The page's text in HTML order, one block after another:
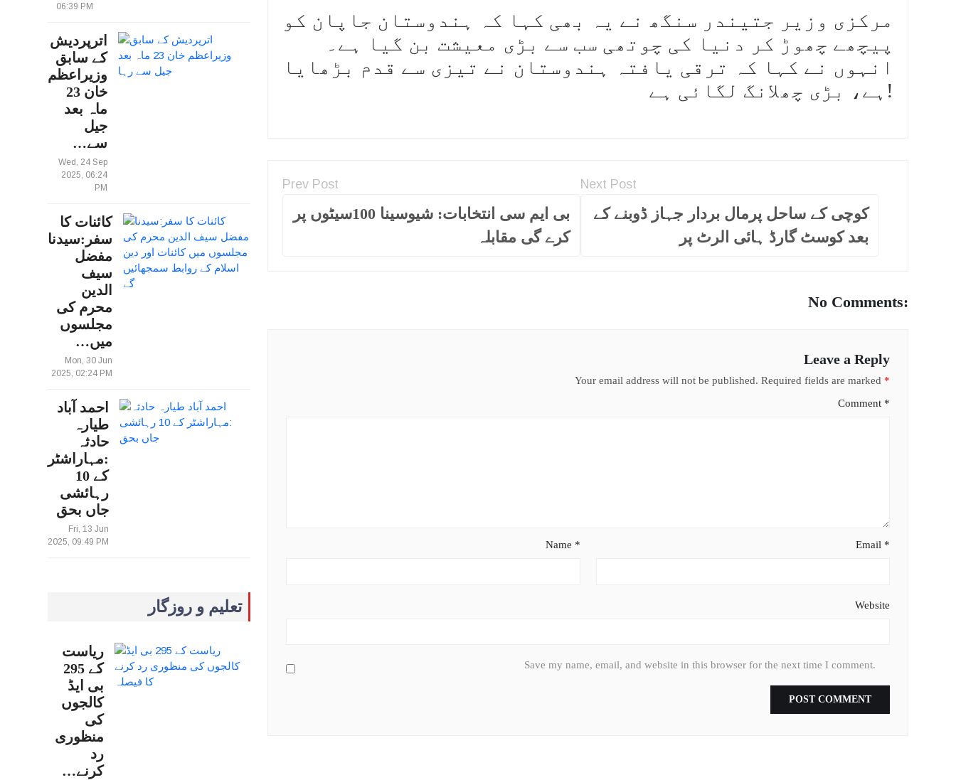
06:39 PM
اترپردیش
کے سابق
وزیراعظم
خان 23
ماہ بعد
جیل
سے…
Wed, 24 Sep
2025, 06:24
PM
کائنات کا
سفر:سیدنا
مفضل
سیف
الدین
محرم کی
مجلسوں
میں…
Mon, 30 Jun
2025, 02:24 PM
احمد آباد
طیارہ
حادثہ
:مہاراشٹر
کے 10
رہائشی
جاں بحق
Fri, 13 Jun
2025, 09:49 PM
تعلیم و روزگار
ریاست
کے 295
بی ایڈ
کالجوں
کی
منظوری
رد
کرنے…
مرکزی وزیر جتیندر سنگھ نے یہ بھی کہا کہ ہندوستان جاپان کو
پیچھے چھوڑ کر دنیا کی چوتھی سب سے بڑی معیشت بن گیا ہے۔
انہوں نے کہا کہ ترقی یافتہ ہندوستان نے تیزی سے قدم بڑھایا
ہے، بڑی چھلانگ لگائی ہے!
Prev Post
بی ایم سی انتخابات: شیوسینا 100سیٹوں پر
کرے گی مقابلہ
Next Post
کوچی کے ساحل پرمال بردار جہاز ڈوبنے کے
بعد کوسٹ گارڈ ہائی الرٹ پر
No Comments:
Leave a Reply
Your email address will not be published. Required fields are marked *
Comment *
Name * Email *
Website
Save my name, email, and website in this browser for the next time I comment.